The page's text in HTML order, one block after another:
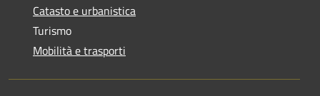
Catasto e urbanistica
Turismo
Mobilità e trasporti